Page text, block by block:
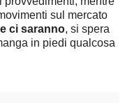
sul mercato
ci saranno, si spera
in piedi qualcosa